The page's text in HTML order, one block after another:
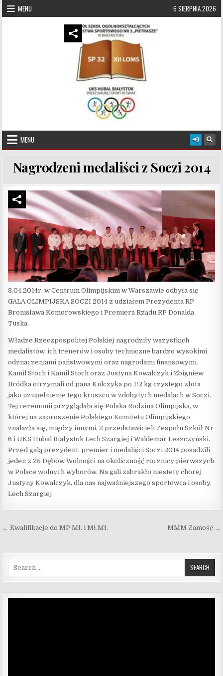
Skip to content
MENU 6 SIERPNIA 2026
UKS Hubal Białystok
MENU
Nagrodzeni medaliści z Soczi 2014
3.04.2014r. w Centrum Olimpijskim w Warszawie odbyła się
GALA OLIMPIJSKA SOCZI 2014 z udziałem Prezydenta RP
Bronisława Komorowskiego i Premiera Rządu RP Donalda
Tuska.
Władze Rzeczpospolitej Polskiej nagrodziły wszystkich
medalistów, ich trenerów i osoby techniczne bardzo wysokimi
odznaczeniami państwowymi oraz nagrodami finansowymi.
Kamil Stoch i Kamil Stoch oraz Justyna Kowalczyk i Zbigniew
Bródka otrzymali od pana Kulczyka po 1/2 kg czystego złota
jako uzupełnienie tego kruszcu w zdobytych medalach w Soczi.
Tej ceremonii przyglądała się Polska Rodzina Olimpijska, w
której na zaproszenie Polskiego Komitetu Olimpijskiego
znalazła się, między innymi, 2 przedstawicieli Zespołu Szkół Nr
6 i UKS Hubal Białystok Lech Szargiej i Waldemar Leszczyński.
Przed galą prezydent, premier i medaliści Soczi 2014 posadzili
jeden z 25 Dębów Wolności na okoliczność rocznicy pierwszych
w Polsce wolnych wyborów. Na gali zabrakło niestety chorej
Justyny Kowalczyk, dla nas najważniejszego sportowca i osoby.
Lech Szargiej
Nawigacja wpisu MMM Zamość →
← Kwalifikacje do MP Mł. i Mł.Mł.